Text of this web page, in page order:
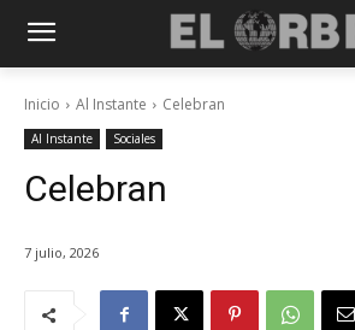
Inicio Al Instante Celebran
Al Instante Sociales
Celebran
7 julio, 2026